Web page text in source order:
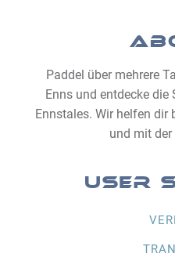
Paddel über mehrere
Enns und entdecke die
Ennstales. Wir helfen dir
und mit der
USER